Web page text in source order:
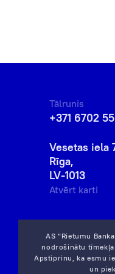
AS "Rietumu
nodrošinātu
Apstiprinu, ka esmu
un
Tālrunis
+371 6702
Vesetas iela
Rīga,
LV-1013
Atvērt karti